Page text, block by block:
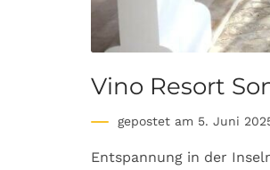
Vino Resort
gepostet am 5. Juni
Entspannung in der